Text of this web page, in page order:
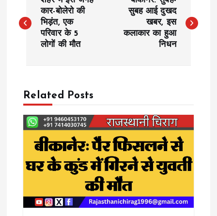
o
n
a
v
a
कार-बोलेरो की
भिड़ंत, एक
परिवार के 5
लोगों की मौत
सुबह आई दुखद
खबर, इस
कलाकार का हुआ
निधन
Related Posts